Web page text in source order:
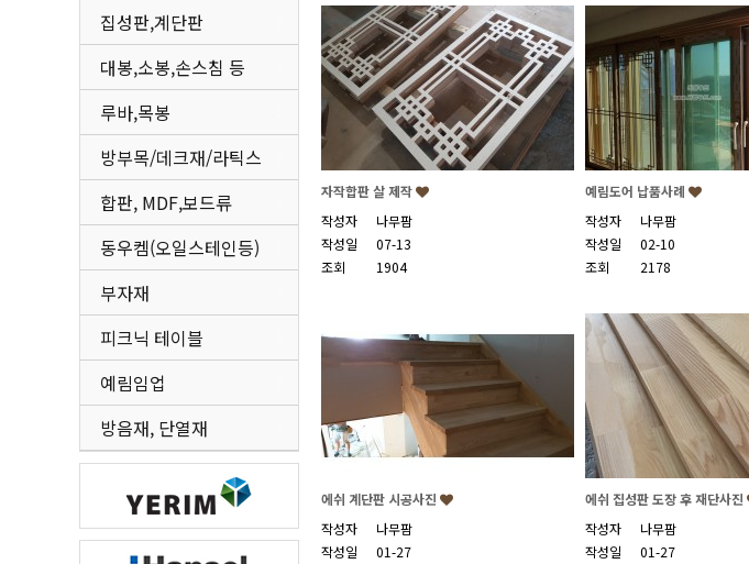
집성판,계단판
대봉,소봉,손스침 등
루바,목봉
방부목/데크재/라틱스
합판, MDF,보드류
동우켐(오일스테인등)
부자재
피크닉 테이블
예림임업
방음재, 단열재
자작합판 살 제작
작성자
나무팜
작성일
07-13
조회
1904
예림도어 납품사례
작성자
나무팜
작성일
02-10
조회
2178
에쉬 계단판 시공사진
작성자
나무팜
작성일
01-27
에쉬 집성판 도장 후 재단사진
작성자
나무팜
작성일
01-27